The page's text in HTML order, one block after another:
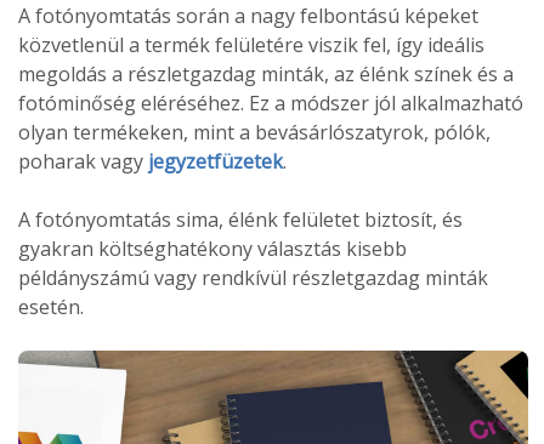
A fotónyomtatás során a nagy felbontású képeket
közvetlenül a termék felületére viszik fel, így ideális
megoldás a részletgazdag minták, az élénk színek és a
fotóminőség eléréséhez. Ez a módszer jól alkalmazható
olyan termékeken, mint a bevásárlószatyrok, pólók,
poharak vagy jegyzetfüzetek.
A fotónyomtatás sima, élénk felületet biztosít, és
gyakran költséghatékony választás kisebb
példányszámú vagy rendkívül részletgazdag minták
esetén.